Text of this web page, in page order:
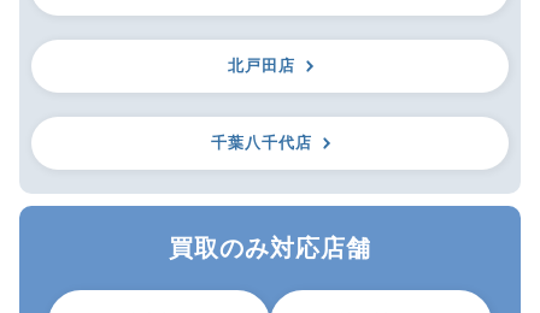
北戸田店
千葉八千代店
買取のみ対応店舗